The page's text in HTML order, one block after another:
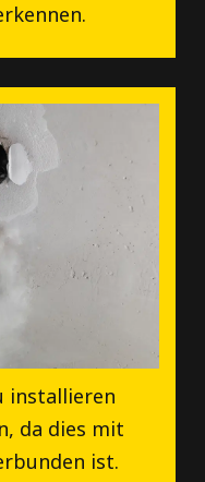
installieren
da dies mit
ist.